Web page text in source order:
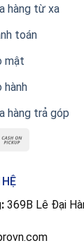
hàng từ xa
toán
mật
hành
hàng trả góp
369B Lê Đại